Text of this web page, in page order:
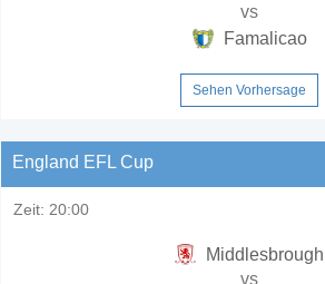
vs
Famalicao
Sehen Vorhersage
England EFL Cup
Zeit: 20:00
Middlesbrough
vs